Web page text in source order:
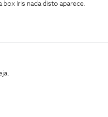
box Iris nada disto aparece.